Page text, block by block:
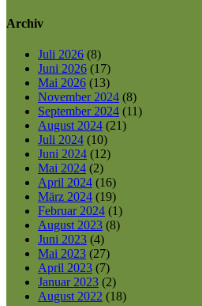
Archiv
Juli 2026 (8)
Juni 2026 (17)
Mai 2026 (13)
November 2024 (8)
September 2024 (11)
August 2024 (21)
Juli 2024 (10)
Juni 2024 (12)
Mai 2024 (2)
April 2024 (16)
März 2024 (19)
Februar 2024 (1)
August 2023 (8)
Juni 2023 (4)
Mai 2023 (27)
April 2023 (7)
Januar 2023 (2)
August 2022 (18)